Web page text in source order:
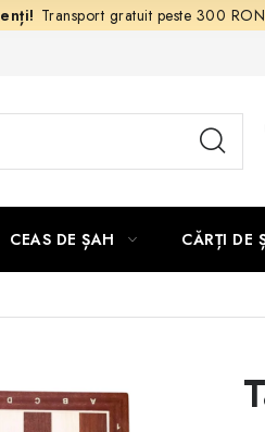
Transport gratuit peste 300 RON
CEAS DE ȘAH CĂRȚI DE